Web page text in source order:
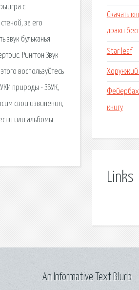
с
за его
звук бульканья
Рингтон Звук
воспользуйтесь
природы - ЗВУК,
свои извинения,
или альбомы
Скачать
драки
Star leaf
Хорунжий
Фейербах
книгу
Links
An Informative Text Blurb